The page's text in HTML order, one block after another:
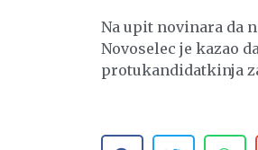
Na upit novinara da
Novoselec je kazao
protukandidatkinja